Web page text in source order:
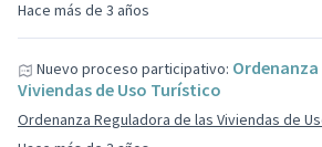
Hace más de 3 años
Nuevo proceso participativo:
Viviendas de Uso Turístico
Ordenanza Reguladora de las Viviendas de